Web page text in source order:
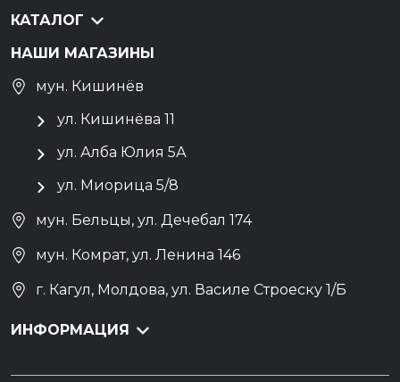
КАТАЛОГ
НАШИ МАГАЗИНЫ
мун. Кишинёв
ул. Кишинёва 11
ул. Алба Юлия 5А
ул. Миорица 5/8
мун. Бельцы, ул. Дечебал 174
мун. Комрат, ул. Ленина 146
г. Кагул, Молдова, ул. Василе Строеску 1/Б
ИНФОРМАЦИЯ